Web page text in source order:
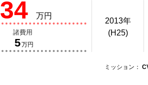
34 万円
諸費用
5万円
2013年
(H25)
ミッション：